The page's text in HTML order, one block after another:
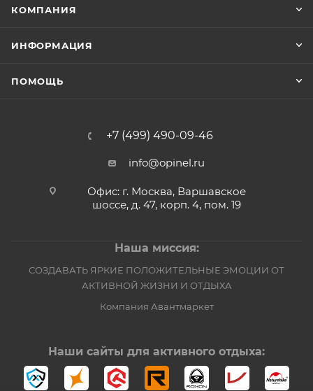
КОМПАНИЯ
ИНФОРМАЦИЯ
ПОМОЩЬ
+7 (499) 490-09-46
info@opinel.ru
Офис: г. Москва, Варшавское
шоссе, д. 47, корп. 4, пом. 19
Наша миссия:
СОЗДАВАТЬ ЯРКИЕ ПОЛОЖИТЕЛЬНЫЕ ЭМОЦИИ ОТ
АКТИВНОЙ ЖИЗНИ И ОТДЫХА
Компания Авантмаркет
Наши сайты для активного отдыха: